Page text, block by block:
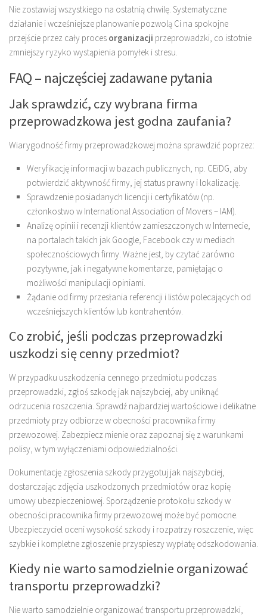
Nie zostawiaj wszystkiego na ostatnią chwilę. Systematyczne
działanie i wcześniejsze planowanie pozwolą Ci na spokojne
przejście przez cały proces organizacji przeprowadzki, co istotnie
zmniejszy ryzyko wystąpienia pomyłek i stresu.
FAQ – najczęściej zadawane pytania
Jak sprawdzić, czy wybrana firma
przeprowadzkowa jest godna zaufania?
Wiarygodność firmy przeprowadzkowej można sprawdzić poprzez:
Weryfikację informacji w bazach publicznych, np. CEiDG, aby
potwierdzić aktywność firmy, jej status prawny i lokalizację.
Sprawdzenie posiadanych licencji i certyfikatów (np.
członkostwo w International Association of Movers – IAM).
Analizę opinii i recenzji klientów zamieszczonych w Internecie,
na portalach takich jak Google, Facebook czy w mediach
społecznościowych firmy. Ważne jest, by czytać zarówno
pozytywne, jak i negatywne komentarze, pamiętając o
możliwości manipulacji opiniami.
Żądanie od firmy przesłania referencji i listów polecających od
wcześniejszych klientów lub kontrahentów.
Co zrobić, jeśli podczas przeprowadzki
uszkodzi się cenny przedmiot?
W przypadku uszkodzenia cennego przedmiotu podczas
przeprowadzki, zgłoś szkodę jak najszybciej, aby uniknąć
odrzucenia roszczenia. Sprawdź najbardziej wartościowe i delikatne
przedmioty przy odbiorze w obecności pracownika firmy
przewozowej. Zabezpiecz mienie oraz zapoznaj się z warunkami
polisy, w tym wyłączeniami odpowiedzialności.
Dokumentację zgłoszenia szkody przygotuj jak najszybciej,
dostarczając zdjęcia uszkodzonych przedmiotów oraz kopię
umowy ubezpieczeniowej. Sporządzenie protokołu szkody w
obecności pracownika firmy przewozowej może być pomocne.
Ubezpieczyciel oceni wysokość szkody i rozpatrzy roszczenie, więc
szybkie i kompletne zgłoszenie przyspieszy wypłatę odszkodowania.
Kiedy nie warto samodzielnie organizować
transportu przeprowadzki?
Nie warto samodzielnie organizować transportu przeprowadzki,